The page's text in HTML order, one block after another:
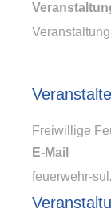
Veranstaltung
Freiwillige
E-Mail
feuerwehr-